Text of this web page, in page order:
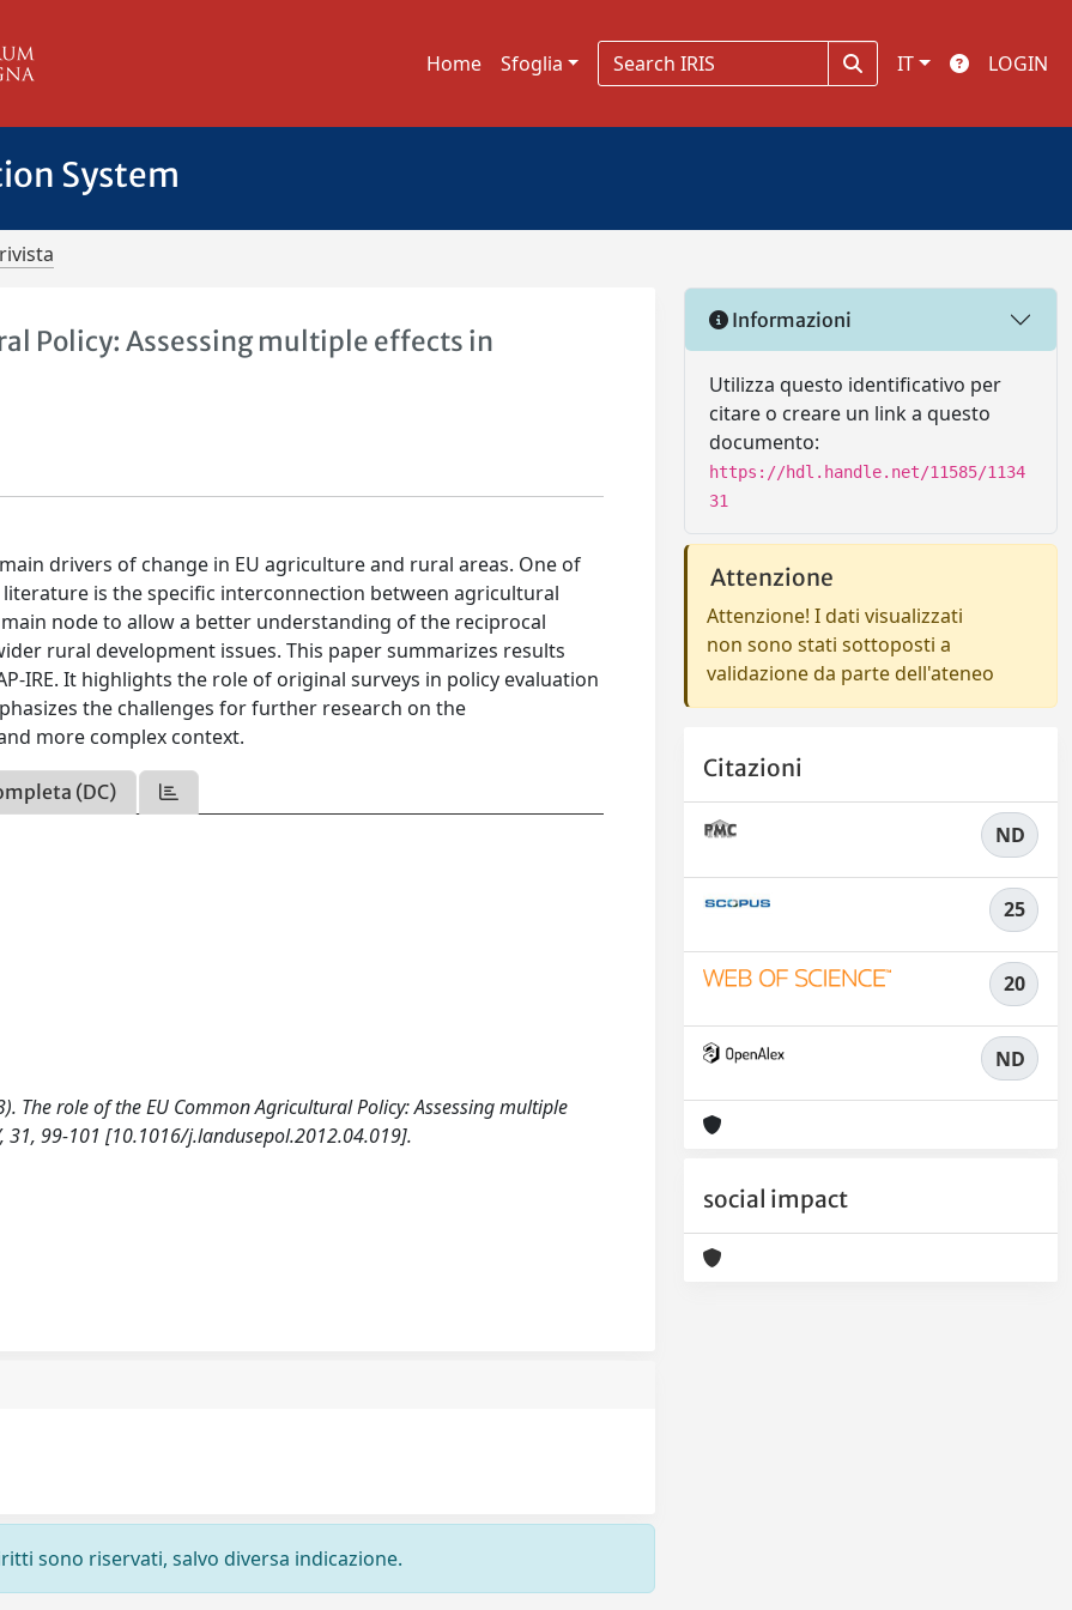
Home Sfoglia IT LOGIN
System
Policy: Assessing multiple effects in
drivers of change in EU agriculture and rural areas. One of
is the specific interconnection between agricultural
node to allow a better understanding of the reciprocal
rural development issues. This paper summarizes results
IRE. It highlights the role of original surveys in policy evaluation
the challenges for further research on the
more complex context.
(DC)
The role of the EU Common Agricultural Policy: Assessing multiple
31, 99-101 [10.1016/j.landusepol.2012.04.019].
sono riservati, salvo diversa indicazione.
Informazioni
Utilizza questo identificativo per
citare o creare un link a questo
documento:
https://hdl.handle.net/11585/1134
31
Attenzione
Attenzione! I dati visualizzati
non sono stati sottoposti a
validazione da parte dell'ateneo
Citazioni
ND
25
20
ND
social impact